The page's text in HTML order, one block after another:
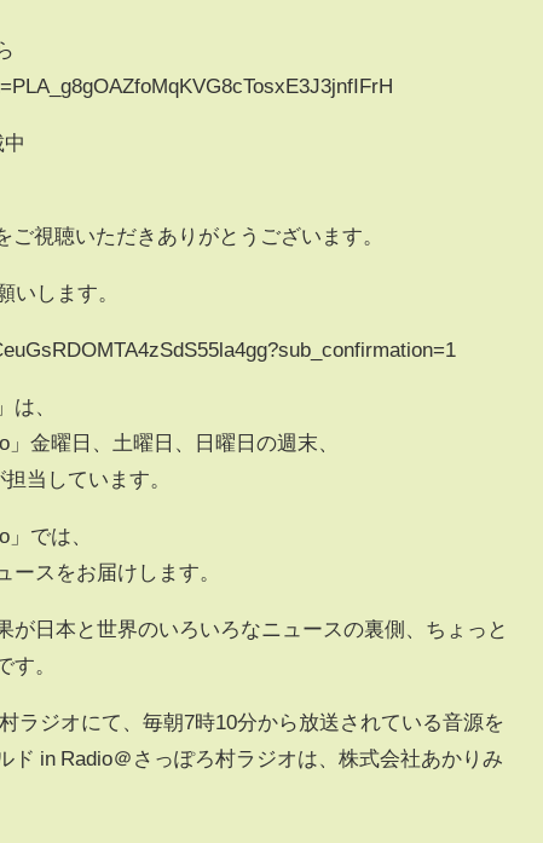
ご視聴いただきありがとうございます。
いします。
は、
」金曜日、土曜日、日曜日の週末、
当しています。
では、
ースをお届けします。
が日本と世界のいろいろなニュースの裏側、ちょっと
す。
ラジオにて、毎朝7時10分から放送されている音源を
in Radio＠さっぽろ村ラジオは、株式会社あかりみ